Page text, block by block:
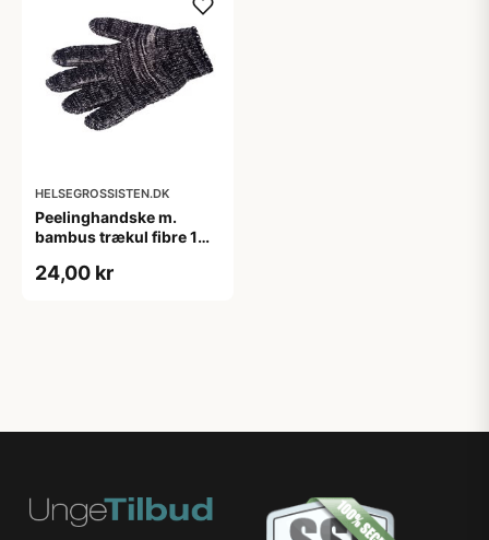
HELSEGROSSISTEN.DK
Peelinghandske m.
bambus trækul fibre 1
24,00 kr